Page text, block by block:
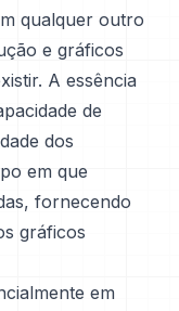
qualquer outro
e gráficos
A essência
de
dos
em que
fornecendo
gráficos
em